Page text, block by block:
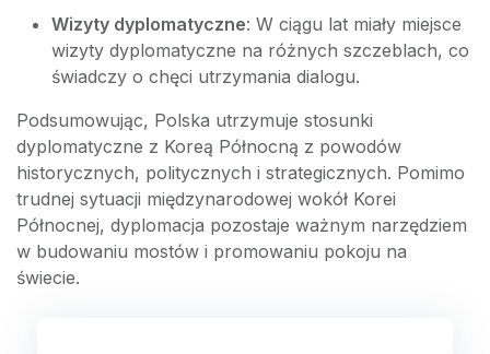
Wizyty dyplomatyczne: W ciągu lat miały miejsce
wizyty dyplomatyczne na różnych szczeblach, co
świadczy o chęci utrzymania dialogu.
Podsumowując, Polska utrzymuje stosunki
dyplomatyczne z Koreą Północną z powodów
historycznych, politycznych i strategicznych. Pomimo
trudnej sytuacji międzynarodowej wokół Korei
Północnej, dyplomacja pozostaje ważnym narzędziem
w budowaniu mostów i promowaniu pokoju na
świecie.